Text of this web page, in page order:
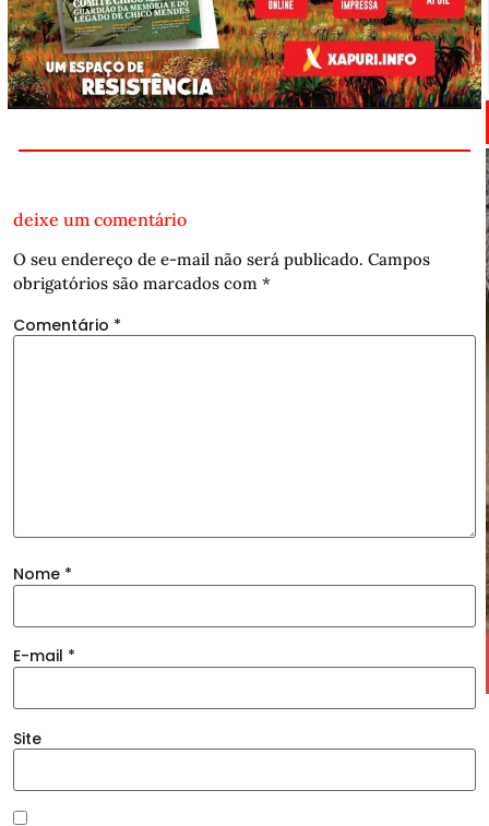
deixe um comentário
O seu endereço de e-mail não será publicado. Campos
obrigatórios são marcados com *
Comentário *
Nome *
E-mail *
Site